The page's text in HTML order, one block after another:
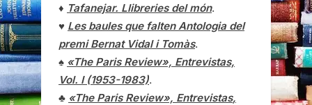
♦ Tafanejar. Llibreries del món.
♥ Les baules que falten Antologia del
premi Bernat Vidal i Tomàs.
♠ «The Paris Review», Entrevistas,
Vol. I (1953-1983).
♣ «The Paris Review», Entrevistas,